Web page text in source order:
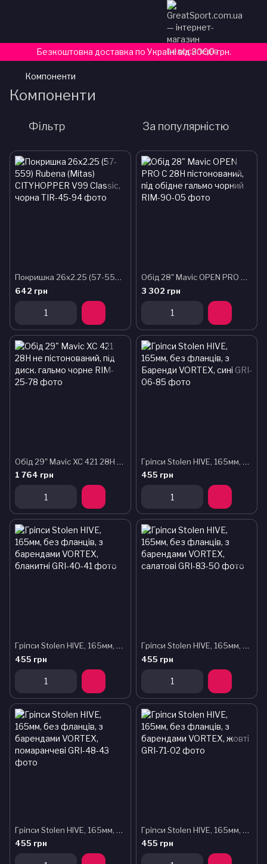
Безкоштовна доставка по Україні від 3000 грн.
Компоненти
Компоненти
Фільтр За популярністю
Покришка 26x2.25 (57-559) Rubena (Mitas) CITYHOPPER V99 Classic, чорна
642 грн
Обід 28" Mavic OPEN PRO C 28H пістонований, під обідне гальмо чорний
3 302 грн
Обід 29" Mavic XC 421 28H не пістонований, під диск. гальмо чорне
1 764 грн
Гріпси Stolen HIVE, 165мм, без фланців, з Баренди VORTEX, сині
455 грн
Гріпси Stolen HIVE, 165мм, без фланців, з барендами VORTEX, блакитні
455 грн
Гріпси Stolen HIVE, 165мм, без фланців, з барендами VORTEX, салатові
455 грн
Гріпси Stolen HIVE, 165мм, без фланців, з барендами VORTEX, помаранчеві
455 грн
Гріпси Stolen HIVE, 165мм, без фланців, з барендами VORTEX, жовті
455 грн